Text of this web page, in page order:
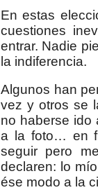
En estas
cuestiones
entrar. Nadie
la indiferencia.
Algunos han
vez y otros se
no haberse ido
a la foto… en
seguir pero
declaren: lo
ése modo a la